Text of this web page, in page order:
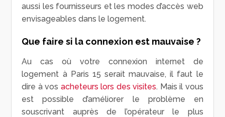
aussi les fournisseurs et les modes d’accès web
envisageables dans le logement.
Que faire si la connexion est mauvaise ?
Au cas où votre connexion internet de
logement à Paris 15 serait mauvaise, il faut le
dire à vos acheteurs lors des visites. Mais il vous
est possible d’améliorer le problème en
souscrivant auprès de l’opérateur le plus